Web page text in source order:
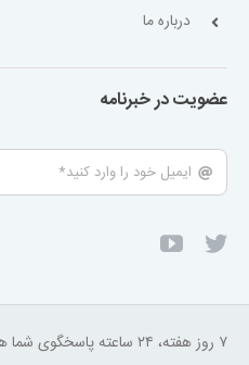
درباره ما
عضویت در خبرنامه
۷ روز هفته، ۲۴ ساعته پاسخگوی شما هستیم.